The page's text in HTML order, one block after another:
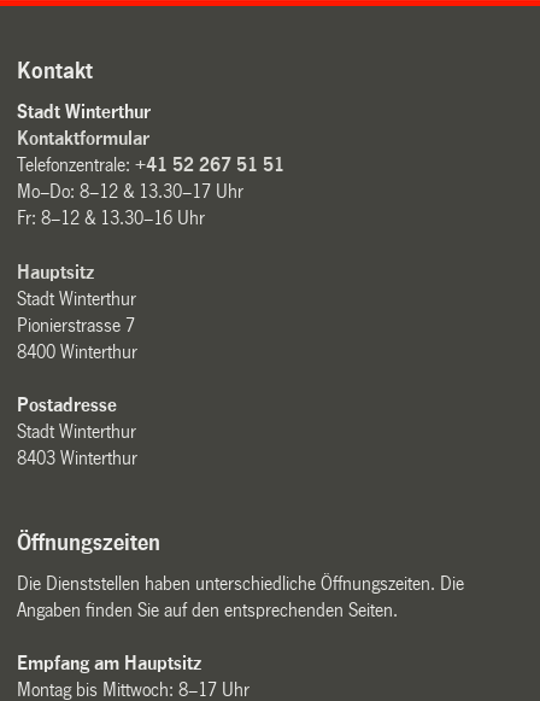
Kontakt
Stadt Winterthur
Kontaktformular
Telefonzentrale:+41 52 267 51 51
Mo–Do: 8–12 & 13.30–17 Uhr
Fr: 8–12 & 13.30–16 Uhr
Hauptsitz
Stadt Winterthur
Pionierstrasse 7
8400 Winterthur
Postadresse
Stadt Winterthur
8403 Winterthur
Öffnungszeiten
Die Dienststellen haben unterschiedliche Öffnungszeiten. Die
Angaben finden Sie auf den entsprechenden Seiten.
Empfang am Hauptsitz
Montag bis Mittwoch: 8–17 Uhr